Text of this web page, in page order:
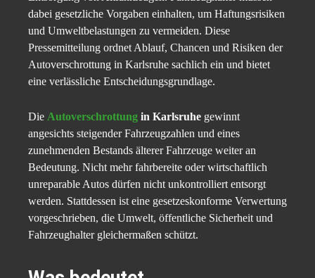
dabei gesetzliche Vorgaben einhalten, um Haftungsrisiken
und Umweltbelastungen zu vermeiden. Diese
Pressemitteilung ordnet Ablauf, Chancen und Risiken der
Autoverschrottung in Karlsruhe sachlich ein und bietet
eine verlässliche Entscheidungsgrundlage.
Die Autoverschrottung in Karlsruhe gewinnt
angesichts steigender Fahrzeugzahlen und eines
zunehmenden Bestands älterer Fahrzeuge weiter an
Bedeutung. Nicht mehr fahrbereite oder wirtschaftlich
unreparable Autos dürfen nicht unkontrolliert entsorgt
werden. Stattdessen ist eine gesetzeskonforme Verwertung
vorgeschrieben, die Umwelt, öffentliche Sicherheit und
Fahrzeughalter gleichermaßen schützt.